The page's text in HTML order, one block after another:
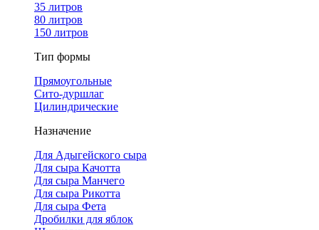
35 литров
80 литров
150 литров
Тип формы
Прямоугольные
Сито-дуршлаг
Цилиндрические
Назначение
Для Адыгейского сыра
Для сыра Качотта
Для сыра Манчего
Для сыра Рикотта
Для сыра Фета
Дробилки для яблок